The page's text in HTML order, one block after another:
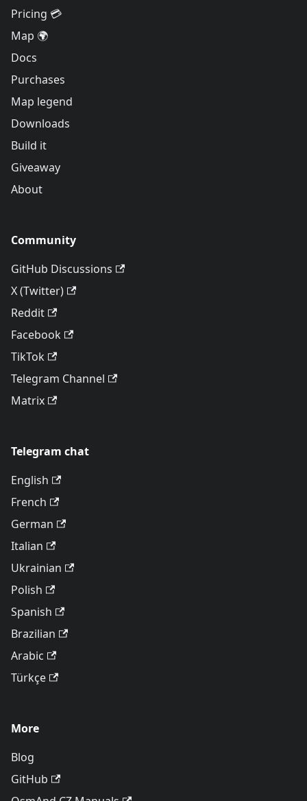
Pricing 💳
Map 🌍
Docs
Purchases
Map legend
Downloads
Build it
Giveaway
About
Community
GitHub Discussions
X (Twitter)
Reddit
Facebook
TikTok
Telegram Channel
Matrix
Telegram chat
English
French
German
Italian
Ukrainian
Polish
Spanish
Brazilian
Arabic
Türkçe
More
Blog
GitHub